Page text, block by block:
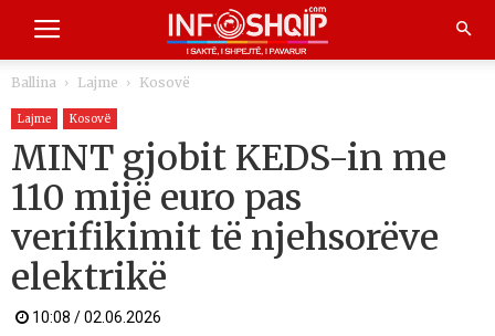
Ballina Lajme Kosovë
Lajme Kosovë
MINT gjobit KEDS-in me
110 mijë euro pas
verifikimit të njehsorëve
elektrikë
10:08 / 02.06.2026